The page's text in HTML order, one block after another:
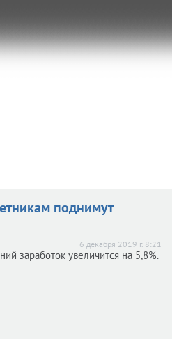
одобрена.
поднимут
6 декабря 2019 г. 8:21
заработок увеличится на 5,8%.